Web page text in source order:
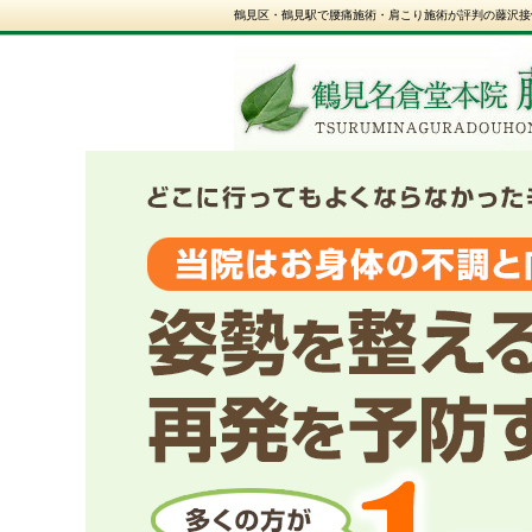
鶴見区・鶴見駅で腰痛施術・肩こり施術が評判の藤沢